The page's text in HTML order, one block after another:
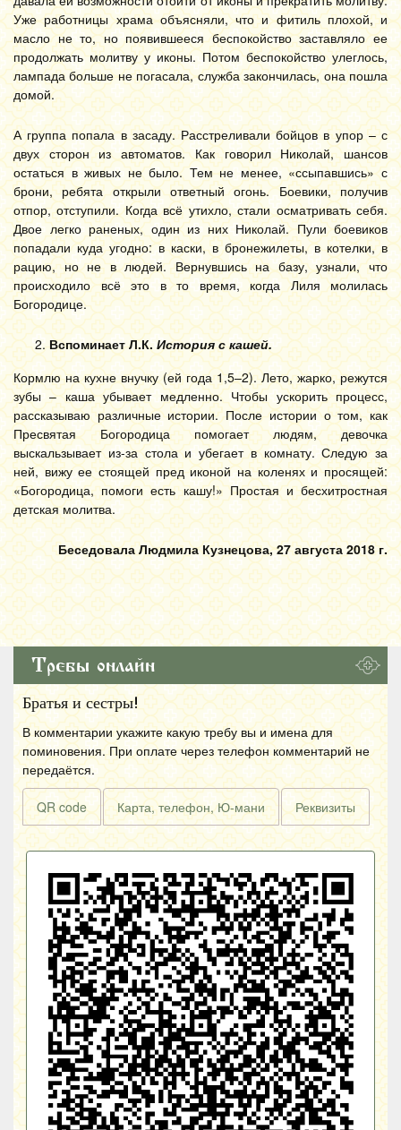
Уже работницы храма объясняли, что и фитиль плохой, и
масло не то, но появившееся беспокойство заставляло ее
продолжать молитву у иконы. Потом беспокойство улеглось,
лампада больше не погасала, служба закончилась, она пошла
домой.
А группа попала в засаду. Расстреливали бойцов в упор – с
двух сторон из автоматов. Как говорил Николай, шансов
остаться в живых не было. Тем не менее, «ссыпавшись» с
брони, ребята открыли ответный огонь. Боевики, получив
отпор, отступили. Когда всё утихло, стали осматривать себя.
Двое легко раненых, один из них Николай. Пули боевиков
попадали куда угодно: в каски, в бронежилеты, в котелки, в
рацию, но не в людей. Вернувшись на базу, узнали, что
происходило всё это в то время, когда Лиля молилась
Богородице.
Вспоминает Л.К. История с кашей.
Кормлю на кухне внучку (ей года 1,5–2). Лето, жарко, режутся
зубы – каша убывает медленно. Чтобы ускорить процесс,
рассказываю различные истории. После истории о том, как
Пресвятая Богородица помогает людям, девочка
выскальзывает из-за стола и убегает в комнату. Следую за
ней, вижу ее стоящей пред иконой на коленях и просящей:
«Богородица, помоги есть кашу!» Простая и бесхитростная
детская молитва.
Беседовала Людмила Кузнецова, 27 августа 2018 г.
Требы онлайн
Братья и сестры!
В комментарии укажите какую требу вы и имена для
поминовения. При оплате через телефон комментарий не
передаётся.
QR code Карта, телефон, Ю-мани Реквизиты